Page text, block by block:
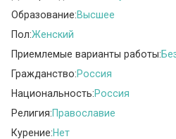
Образование:Высшее
Пол:Женский
Приемлемые варианты работы:
Гражданство:Россия
Национальность:Россия
Религия:Православие
Курение:Нет